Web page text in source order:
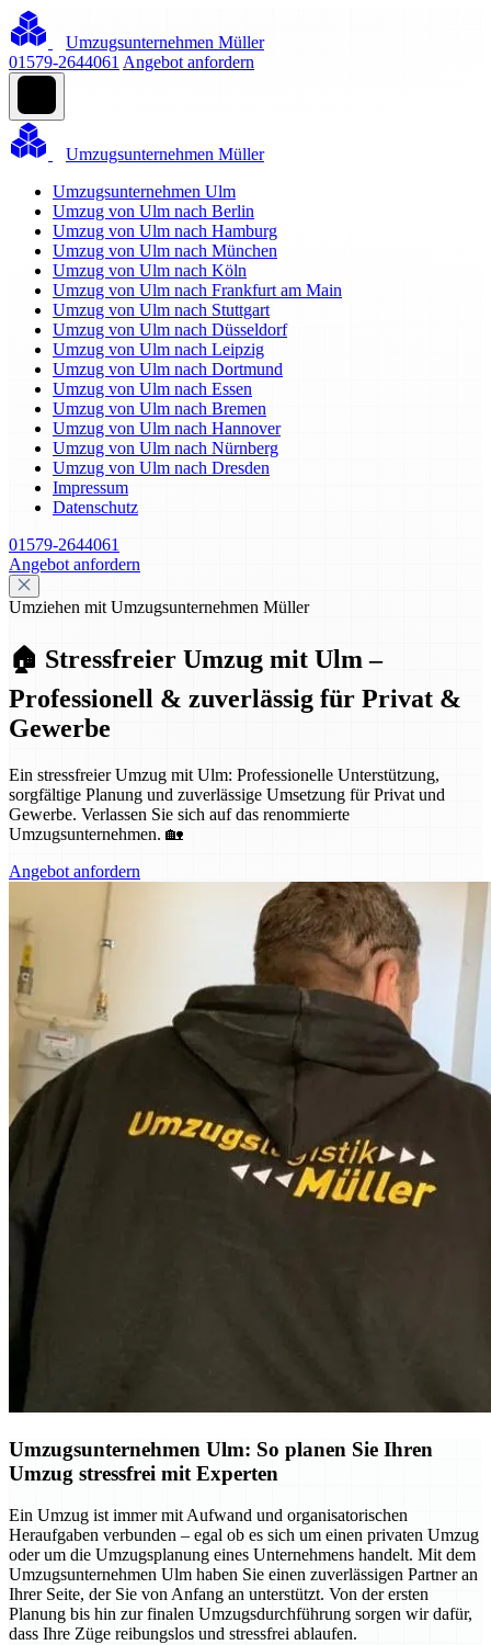
Umzugsunternehmen Müller
01579-2644061 Angebot anfordern
Umzugsunternehmen Müller
Umzugsunternehmen Ulm
Umzug von Ulm nach Berlin
Umzug von Ulm nach Hamburg
Umzug von Ulm nach München
Umzug von Ulm nach Köln
Umzug von Ulm nach Frankfurt am Main
Umzug von Ulm nach Stuttgart
Umzug von Ulm nach Düsseldorf
Umzug von Ulm nach Leipzig
Umzug von Ulm nach Dortmund
Umzug von Ulm nach Essen
Umzug von Ulm nach Bremen
Umzug von Ulm nach Hannover
Umzug von Ulm nach Nürnberg
Umzug von Ulm nach Dresden
Impressum
Datenschutz
01579-2644061
Angebot anfordern
Umziehen mit Umzugsunternehmen Müller
🏠 Stressfreier Umzug mit Ulm –
Professionell & zuverlässig für Privat &
Gewerbe
Ein stressfreier Umzug mit Ulm: Professionelle Unterstützung,
sorgfältige Planung und zuverlässige Umsetzung für Privat und
Gewerbe. Verlassen Sie sich auf das renommierte
Umzugsunternehmen. 🏡
Angebot anfordern
Umzugsunternehmen Ulm: So planen Sie Ihren
Umzug stressfrei mit Experten
Ein Umzug ist immer mit Aufwand und organisatorischen
Heraufgaben verbunden – egal ob es sich um einen privaten Umzug
oder um die Umzugsplanung eines Unternehmens handelt. Mit dem
Umzugsunternehmen Ulm haben Sie einen zuverlässigen Partner an
Ihrer Seite, der Sie von Anfang an unterstützt. Von der ersten
Planung bis hin zur finalen Umzugsdurchführung sorgen wir dafür,
dass Ihre Züge reibungslos und stressfrei ablaufen.